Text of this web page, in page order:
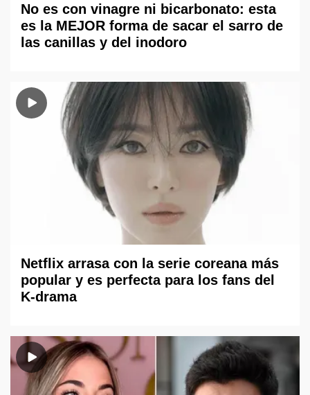
No es con vinagre ni bicarbonato: esta
es la MEJOR forma de sacar el sarro de
las canillas y del inodoro
Netflix arrasa con la serie coreana más
popular y es perfecta para los fans del
K-drama